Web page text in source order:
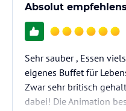
Absolut
Sehr sauber , Essen
eigenes Buffet für
Zwar sehr britisch
dabei! Die Animation